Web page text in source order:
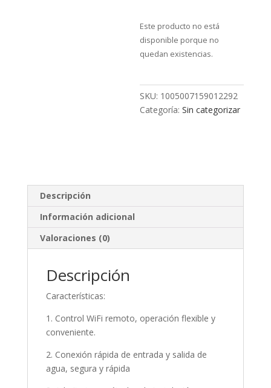
Este producto no está
disponible porque no
quedan existencias.
SKU: 1005007159012292
Categoría: Sin categorizar
Descripción
Información adicional
Valoraciones (0)
Descripción
Características:
1. Control WiFi remoto, operación flexible y
conveniente.
2. Conexión rápida de entrada y salida de
agua, segura y rápida